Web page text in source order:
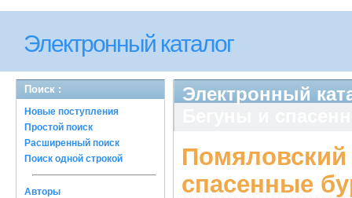
Электронный каталог
Поиск :
Новые поступления
Простой поиск
Расширенный поиск
Поиск одной строкой
Авторы
Электронный
спасенные